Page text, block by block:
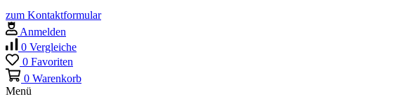
zum Kontaktformular
Anmelden
0 Vergleiche
0 Favoriten
0 Warenkorb
Menü